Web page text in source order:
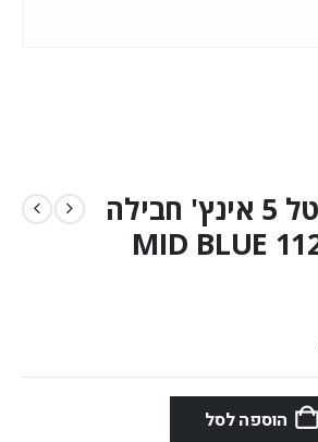
בלון גומי פסטל 5 אינץ' חבילה
הוספה לסל